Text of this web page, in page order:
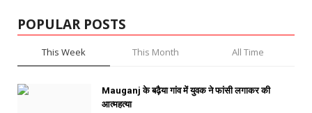
POPULAR POSTS
This Week This Month All Time
Mauganj के बढ़ैया गांव में युवक ने फांसी लगाकर की
आत्महत्या